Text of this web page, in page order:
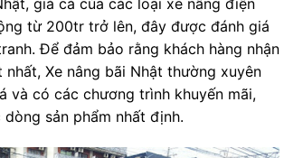
giá cả của các loại xe nâng điện
từ 200tr trở lên, đây được đánh giá
Để đảm bảo rằng khách hàng nhận
Xe nâng bãi Nhật thường xuyên
và có các chương trình khuyến mãi,
sản phẩm nhất định.